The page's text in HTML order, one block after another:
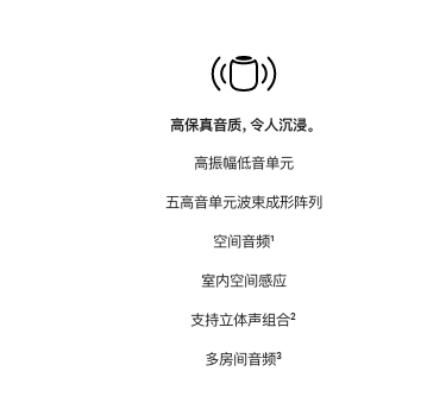
高保真音质，令人沉浸。
高振幅低音单元
五高音单元波束成形阵列
空间音频脚
¹
室内空间感应
支持立体声组合脚
²
多房间音频脚
³